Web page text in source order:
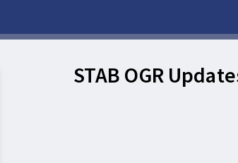
STAB OGR